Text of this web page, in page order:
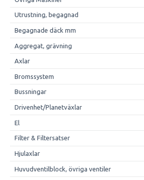
Utrustning, begagnad
Begagnade däck mm
Aggregat, grävning
Axlar
Bromssystem
Bussningar
Drivenhet/Planetväxlar
El
Filter & Filtersatser
Hjulaxlar
Huvudventilblock, övriga ventiler